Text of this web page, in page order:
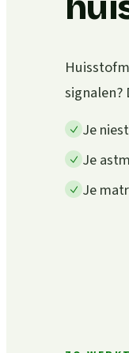
signalen?
Je
Je
Je